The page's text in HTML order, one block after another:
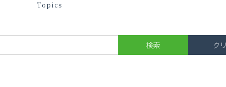
Topics